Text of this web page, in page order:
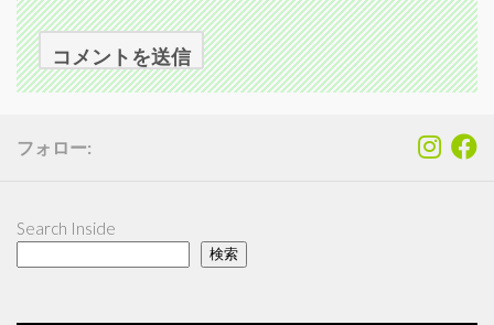
フォロー:
Search Inside
検索